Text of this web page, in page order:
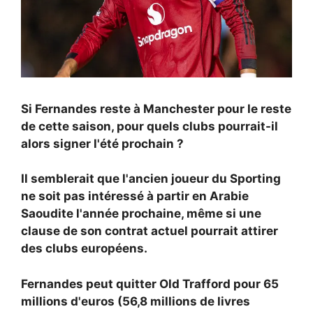
Si Fernandes reste à Manchester pour le reste
de cette saison, pour quels clubs pourrait-il
alors signer l'été prochain ?
Il semblerait que l'ancien joueur du Sporting
ne soit pas intéressé à partir en Arabie
Saoudite l'année prochaine, même si une
clause de son contrat actuel pourrait attirer
des clubs européens.
Fernandes peut quitter Old Trafford pour 65
millions d'euros (56,8 millions de livres